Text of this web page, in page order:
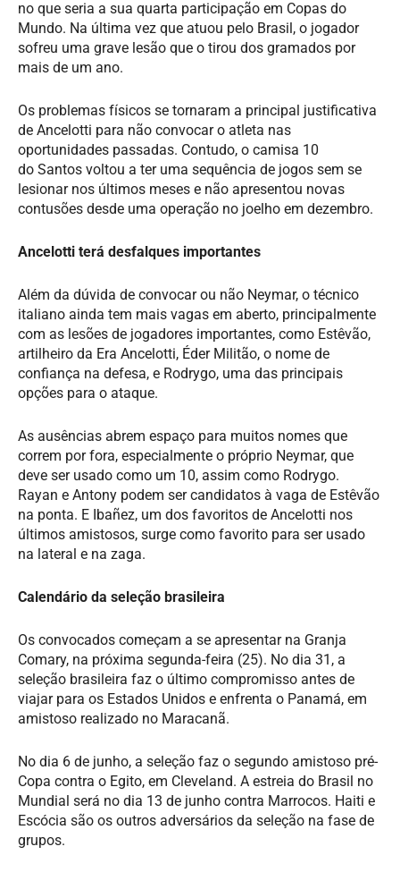
no que seria a sua quarta participação em Copas do
Mundo. Na última vez que atuou pelo Brasil, o jogador
sofreu uma grave lesão que o tirou dos gramados por
mais de um ano.
Os problemas físicos se tornaram a principal justificativa
de Ancelotti para não convocar o atleta nas
oportunidades passadas. Contudo, o camisa 10
do Santos voltou a ter uma sequência de jogos sem se
lesionar nos últimos meses e não apresentou novas
contusões desde uma operação no joelho em dezembro.
Ancelotti terá desfalques importantes
Além da dúvida de convocar ou não Neymar, o técnico
italiano ainda tem mais vagas em aberto, principalmente
com as lesões de jogadores importantes, como Estêvão,
artilheiro da Era Ancelotti, Éder Militão, o nome de
confiança na defesa, e Rodrygo, uma das principais
opções para o ataque.
As ausências abrem espaço para muitos nomes que
correm por fora, especialmente o próprio Neymar, que
deve ser usado como um 10, assim como Rodrygo.
Rayan e Antony podem ser candidatos à vaga de Estêvão
na ponta. E Ibañez, um dos favoritos de Ancelotti nos
últimos amistosos, surge como favorito para ser usado
na lateral e na zaga.
Calendário da seleção brasileira
Os convocados começam a se apresentar na Granja
Comary, na próxima segunda-feira (25). No dia 31, a
seleção brasileira faz o último compromisso antes de
viajar para os Estados Unidos e enfrenta o Panamá, em
amistoso realizado no Maracanã.
No dia 6 de junho, a seleção faz o segundo amistoso pré-
Copa contra o Egito, em Cleveland. A estreia do Brasil no
Mundial será no dia 13 de junho contra Marrocos. Haiti e
Escócia são os outros adversários da seleção na fase de
grupos.